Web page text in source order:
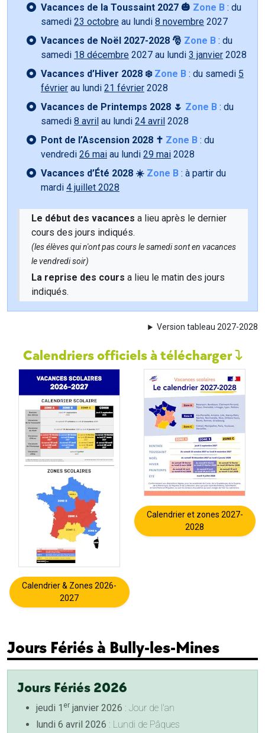
Vacances de la Toussaint 2027 🎃 Zone B : du
samedi 23 octobre au lundi 8 novembre 2027
Vacances de Noël 2027-2028 🎅 Zone B : du
samedi 18 décembre 2027 au lundi 3 janvier 2028
Vacances d’Hiver 2028 ❄️ Zone B : du samedi 5
février au lundi 21 février 2028
Vacances de Printemps 2028 🌷 Zone B : du
samedi 8 avril au lundi 24 avril 2028
Pont de l’Ascension 2028 ✝️ Zone B : du
vendredi 26 mai au lundi 29 mai 2028
Vacances d’Été 2028 ☀️ Zone B : à partir du
mardi 4 juillet 2028
Le début des vacances a lieu après le dernier
cours des jours indiqués.
(les élèves qui n'ont pas cours le samedi sont en vacances
le vendredi soir)
La reprise des cours a lieu le matin des jours
indiqués.
Version tableau 2027-2028
Calendriers officiels à télécharger
Calendrier & Zones 2026-
2027
Calendrier et zones 2027-
2028
Jours Fériés à Bully-les-Mines
Jours Fériés 2026
jeudi 1 er janvier 2026 : Jour de l'an
lundi 6 avril 2026 : Lundi de Pâques